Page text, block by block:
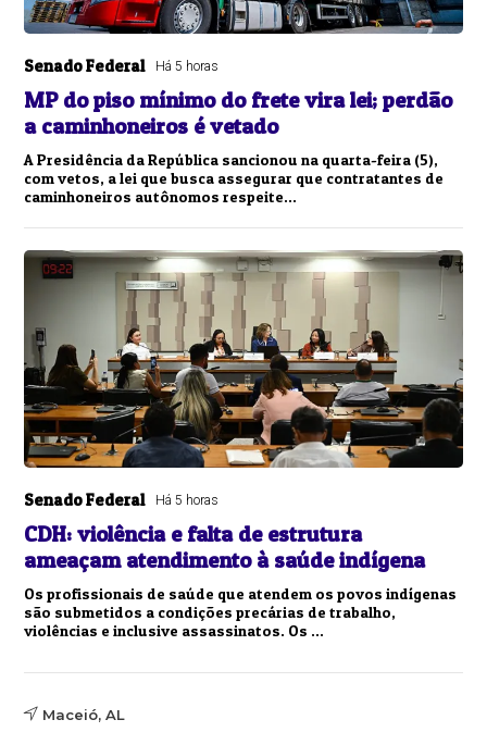
Senado Federal Há 5 horas
MP do piso mínimo do frete vira lei; perdão
a caminhoneiros é vetado
A Presidência da República sancionou na quarta-feira (5),
com vetos, a lei que busca assegurar que contratantes de
caminhoneiros autônomos respeite...
Senado Federal Há 5 horas
CDH: violência e falta de estrutura
ameaçam atendimento à saúde indígena
Os profissionais de saúde que atendem os povos indígenas
são submetidos a condições precárias de trabalho,
violências e inclusive assassinatos. Os ...
Maceió, AL